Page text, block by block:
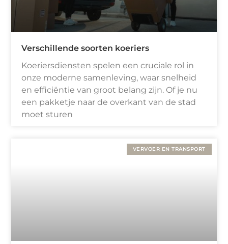
Verschillende soorten koeriers
Koeriersdiensten spelen een cruciale rol in
onze moderne samenleving, waar snelheid
en efficiëntie van groot belang zijn. Of je nu
een pakketje naar de overkant van de stad
moet sturen
VERVOER EN TRANSPORT